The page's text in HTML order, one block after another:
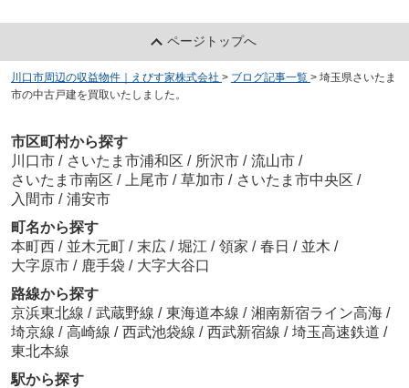
ページトップへ
川口市周辺の収益物件｜えびす家株式会社 > ブログ記事一覧 > 埼玉県さいたま
市の中古戸建を買取いたしました。
市区町村から探す
川口市 / さいたま市浦和区 / 所沢市 / 流山市 /
さいたま市南区 / 上尾市 / 草加市 / さいたま市中央区 /
入間市 / 浦安市
町名から探す
本町西 / 並木元町 / 末広 / 堀江 / 領家 / 春日 / 並木 /
大字原市 / 鹿手袋 / 大字大谷口
路線から探す
京浜東北線 / 武蔵野線 / 東海道本線 / 湘南新宿ライン高海 /
埼京線 / 高崎線 / 西武池袋線 / 西武新宿線 / 埼玉高速鉄道 /
東北本線
駅から探す